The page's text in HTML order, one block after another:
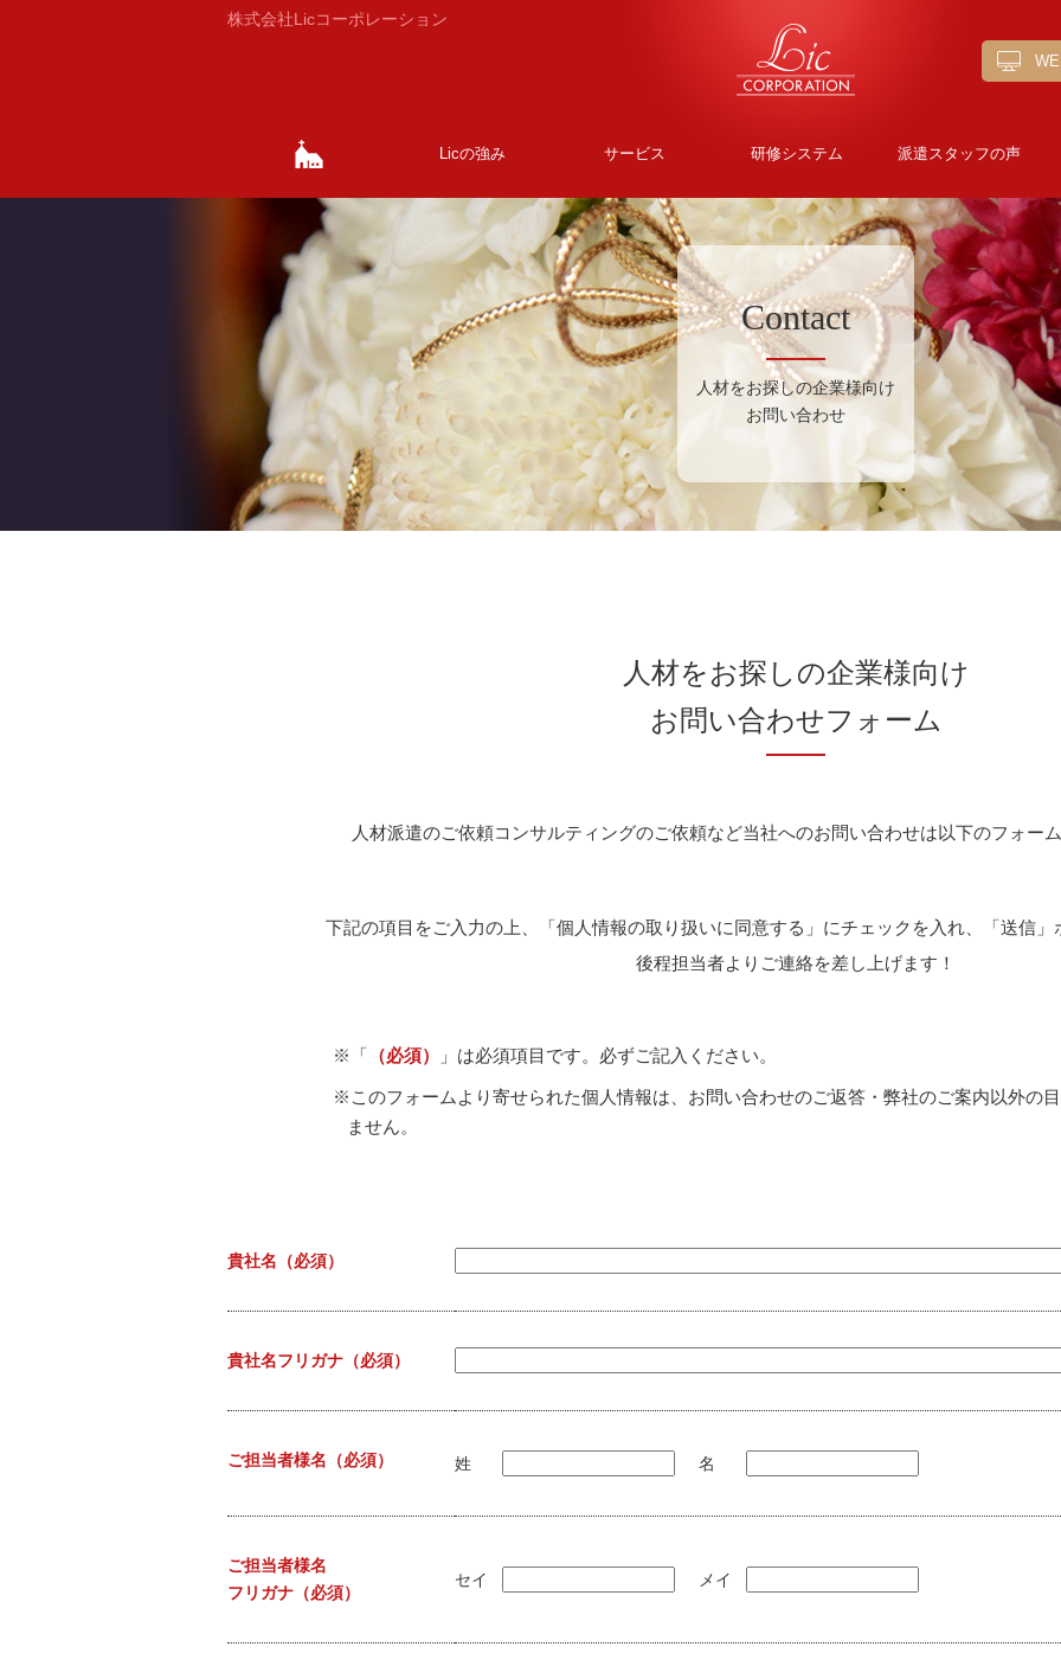
株式会社Licコーポレーション
Licの強み サービス 研修システム 派遣スタッフの声
Contact
人材をお探しの企業様向け
お問い合わせ
人材をお探しの企業様向け
お問い合わせフォーム
人材派遣のご依頼コンサルティングのご依頼など当社へのお問い合わせは以下のフォー
下記の項目をご入力の上、「個人情報の取り扱いに同意する」にチェックを入れ、「送信」
後程担当者よりご連絡を差し上げます！
※「 （必須） 」は必須項目です。必ずご記入ください。
※このフォームより寄せられた個人情報は、お問い合わせのご返答・弊社のご案内以外の
ません。
貴社名 （必須）
貴社名フリガナ （必須）
ご担当者様名 （必須） 姓 名
ご担当者様名
フリガナ （必須）
セイ メイ